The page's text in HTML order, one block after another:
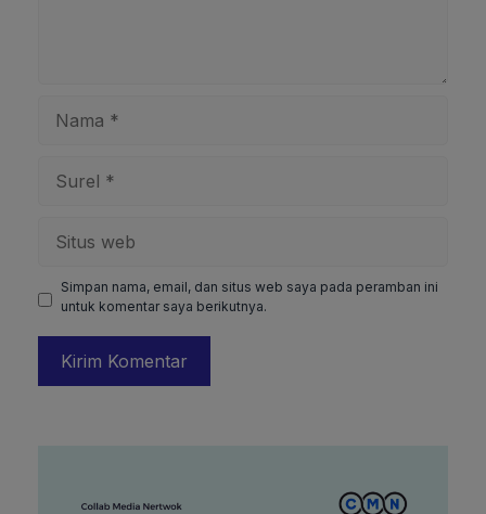
web
Simpan nama, email, dan situs web saya pada peramban ini
untuk komentar saya berikutnya.